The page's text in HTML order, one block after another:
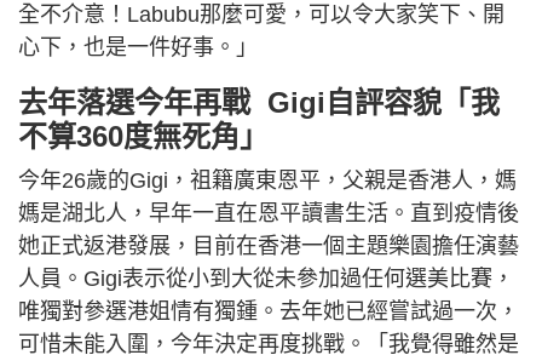
全不介意！Labubu那麼可愛，可以令大家笑下、開
心下，也是一件好事。」
去年落選今年再戰 Gigi自評容貌「我
不算360度無死角」
今年26歲的Gigi，祖籍廣東恩平，父親是香港人，媽
媽是湖北人，早年一直在恩平讀書生活。直到疫情後
她正式返港發展，目前在香港一個主題樂園擔任演藝
人員。Gigi表示從小到大從未參加過任何選美比賽，
唯獨對參選港姐情有獨鍾。去年她已經嘗試過一次，
可惜未能入圍，今年決定再度挑戰。「我覺得雖然是